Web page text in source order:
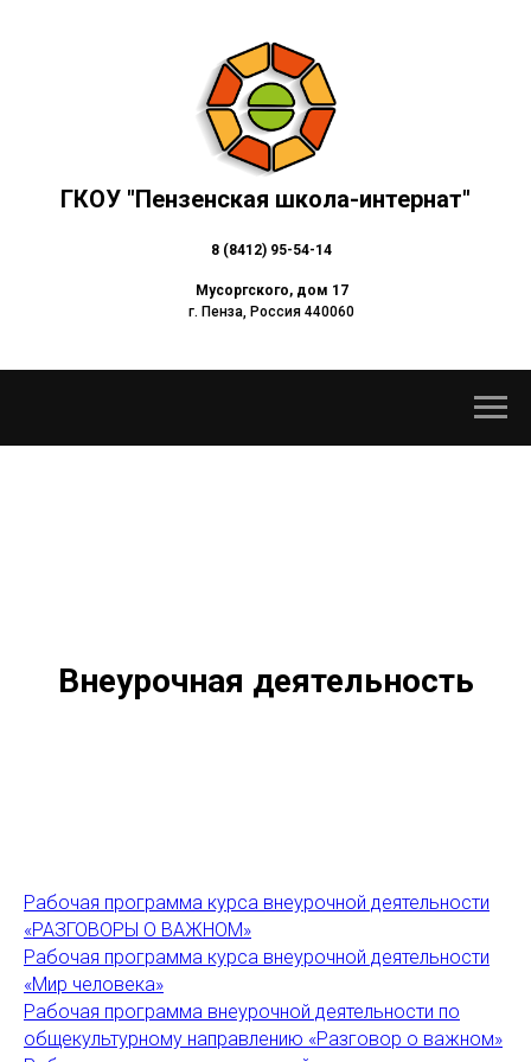
ГКОУ "Пензенская школа-интернат"
8 (8412) 95-54-14
Мусоргского, дом 17
г. Пенза, Россия 440060
Внеурочная деятельность
Рабочая программа курса внеурочной деятельности
«РАЗГОВОРЫ О ВАЖНОМ»
Рабочая программа курса внеурочной деятельности
«Мир человека»
Рабочая программа внеурочной деятельности по
общекультурному направлению «Разговор о важном»